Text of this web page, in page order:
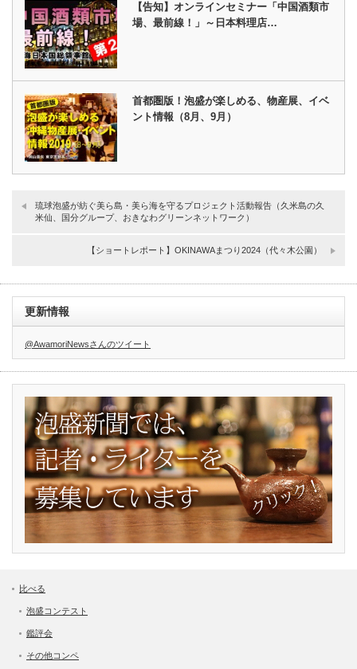
【告知】オンラインセミナー「中国酒類市
場、最前線！」～日本料理店…
首都圏版！泡盛が楽しめる、物産展、イベ
ント情報（8月、9月）
琉球泡盛が紡ぐ美ら島・美ら海を守るプロジェクト活動報告（久米島の久
米仙、国分グループ、おきなわグリーンネットワーク）
【ショートレポート】OKINAWAまつり2024（代々木公園）
更新情報
@AwamoriNewsさんのツイート
比べる
泡盛コンテスト
鑑評会
その他コンペ